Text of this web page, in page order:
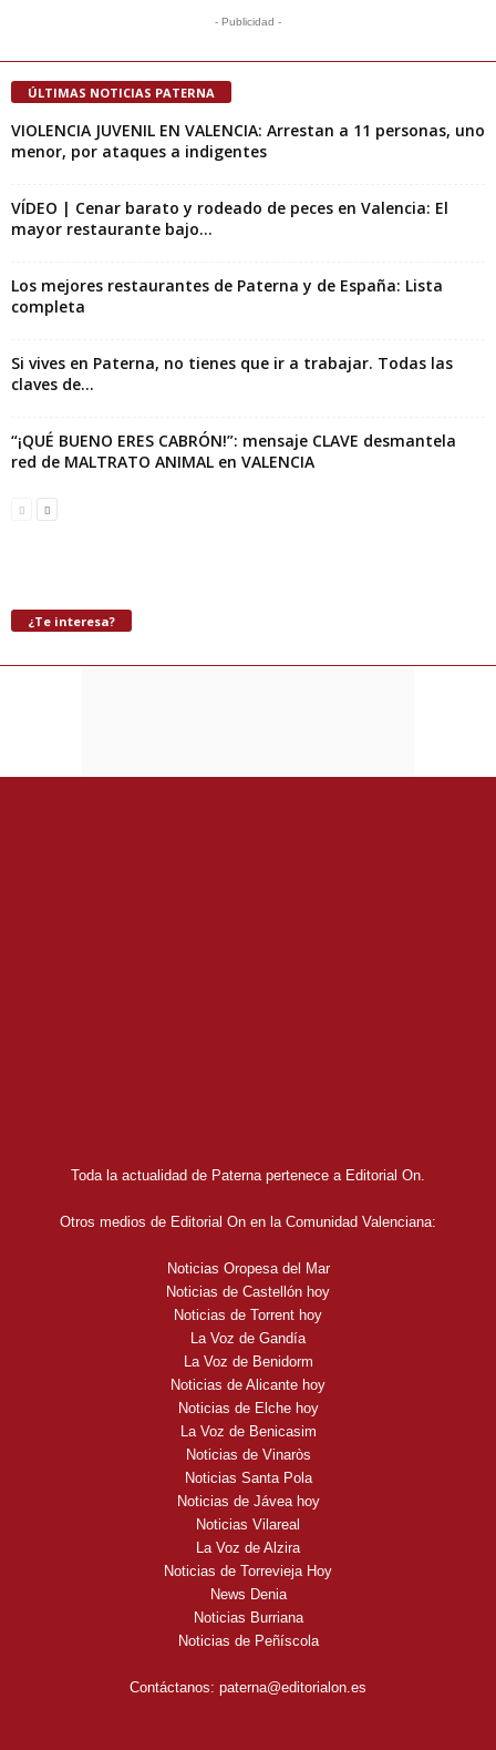
- Publicidad -
ÚLTIMAS NOTICIAS PATERNA
VIOLENCIA JUVENIL EN VALENCIA: Arrestan a 11 personas, uno
menor, por ataques a indigentes
VÍDEO | Cenar barato y rodeado de peces en Valencia: El
mayor restaurante bajo...
Los mejores restaurantes de Paterna y de España: Lista
completa
Si vives en Paterna, no tienes que ir a trabajar. Todas las
claves de...
“¡QUÉ BUENO ERES CABRÓN!”: mensaje CLAVE desmantela
red de MALTRATO ANIMAL en VALENCIA
¿Te interesa?
Toda la actualidad de Paterna pertenece a Editorial On.
Otros medios de Editorial On en la Comunidad Valenciana:
Noticias Oropesa del Mar
Noticias de Castellón hoy
Noticias de Torrent hoy
La Voz de Gandía
La Voz de Benidorm
Noticias de Alicante hoy
Noticias de Elche hoy
La Voz de Benicasim
Noticias de Vinaròs
Noticias Santa Pola
Noticias de Jávea hoy
Noticias Vilareal
La Voz de Alzira
Noticias de Torrevieja Hoy
News Denia
Noticias Burriana
Noticias de Peñíscola
Contáctanos: paterna@editorialon.es